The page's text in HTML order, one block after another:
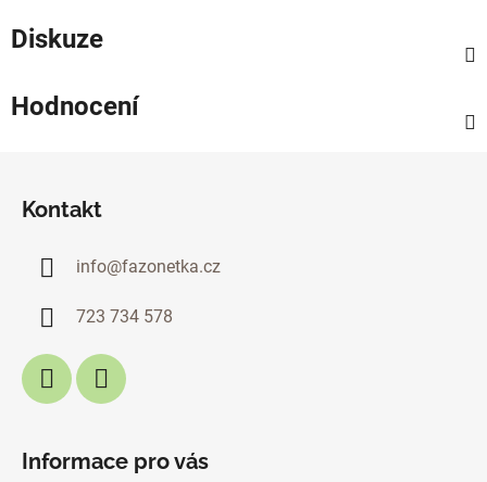
Diskuze
Hodnocení
Kontakt
info@fazonetka.cz
723 734 578
Informace pro vás